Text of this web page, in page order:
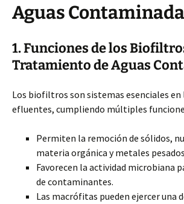
Aguas
1. Funciones de los
Tratamiento de Aguas
Los biofiltros son sistemas esenciales en
efluentes, cumpliendo múltiples
Permiten la remoción de sólidos,
materia orgánica y metales
Favorecen la actividad microbiana
de contaminantes.
Las macrófitas pueden ejercer una